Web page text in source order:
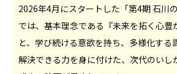
2026年4月にスタートした「第4期 石川
では、基本理念である『未来を拓く心豊
と、学び続ける意欲を持ち、多様化する
解決できる力を身に付けた、次代のいし